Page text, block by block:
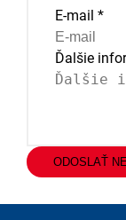
E-mail *
Ďalšie
ODOSLAŤ